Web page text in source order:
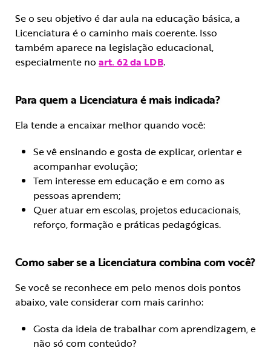
Se o seu objetivo é dar aula na educação básica, a
Licenciatura é o caminho mais coerente. Isso
também aparece na legislação educacional,
especialmente no art. 62 da LDB.
Para quem a Licenciatura é mais indicada?
Ela tende a encaixar melhor quando você:
Se vê ensinando e gosta de explicar, orientar e
acompanhar evolução;
Tem interesse em educação e em como as
pessoas aprendem;
Quer atuar em escolas, projetos educacionais,
reforço, formação e práticas pedagógicas.
Como saber se a Licenciatura combina com você?
Se você se reconhece em pelo menos dois pontos
abaixo, vale considerar com mais carinho:
Gosta da ideia de trabalhar com aprendizagem, e
não só com conteúdo?